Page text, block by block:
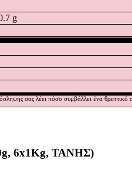
g
σας λέει πόσο συμβάλλει ένα θρεπτικό
6x1Kg, ΤΑΝΗΣ)